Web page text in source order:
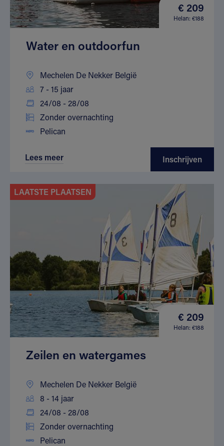
€ 209
Helan: €188
Water en outdoorfun
Mechelen De Nekker België
7 - 15 jaar
24/08 - 28/08
Zonder overnachting
Pelican
Lees meer Inschrijven
LAATSTE PLAATSEN
€ 209
Helan: €188
Zeilen en watergames
Mechelen De Nekker België
8 - 14 jaar
24/08 - 28/08
Zonder overnachting
Pelican